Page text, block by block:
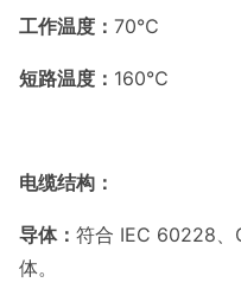
工作温度： 70℃
短路温度： 160℃
电缆结构：
导体： 符合 IEC 60228
体。